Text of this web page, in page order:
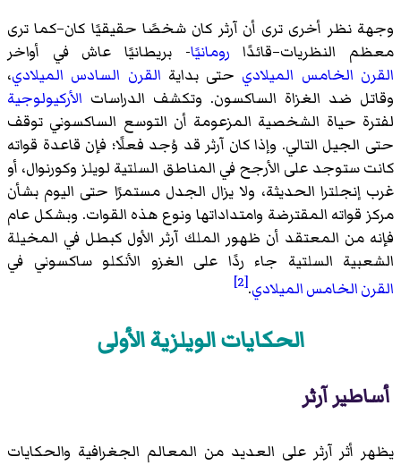
وجهة نظر أخرى ترى أن آرثر كان شخصًا حقيقيًا كان–كما ترى
معظم النظريات–قائدًا رومانيًا- بريطانيًا عاش في أواخر
القرن الخامس الميلادي حتى بداية القرن السادس الميلادي،
وقاتل ضد الغزاة الساكسون. وتكشف الدراسات الأركيولوجية
لفترة حياة الشخصية المزعومة أن التوسع الساكسوني توقف
حتى الجيل التالي. وإذا كان آرثر قد وُجد فعلًا؛ فإن قاعدة قواته
كانت ستوجد على الأرجح في المناطق السلتية لويلز وكورنوال، أو
غرب إنجلترا الحديثة، ولا يزال الجدل مستمرًا حتى اليوم بشأن
مركز قواته المقترضة وامتداداتها ونوع هذه القوات. وبشكل عام
فإنه من المعتقد أن ظهور الملك آرثر الأول كبطل في المخيلة
الشعبية السلتية جاء ردًا على الغزو الأنكلو ساكسوني في
القرنالخامسالميلادي.
[2]
الحكايات الويلزية الأولى
أساطير آرثر
يظهر أثر آرثر على العديد من المعالم الجغرافية والحكايات